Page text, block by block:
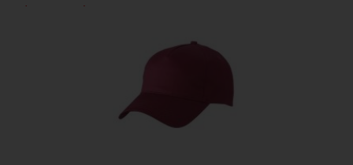
ab 2,81 € *